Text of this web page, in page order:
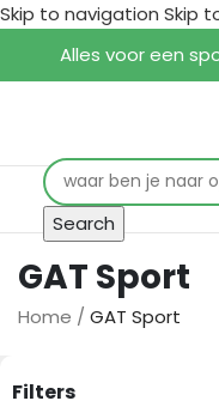
Skip to navigation Skip
Alles voor een
Search
GAT Sport
Home / GAT Sport
Filters